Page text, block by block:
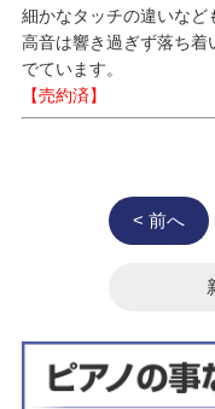
細かなタッチの違いなど
高音は響き過ぎず落ち着
でています。
【売約済】
< 前へ